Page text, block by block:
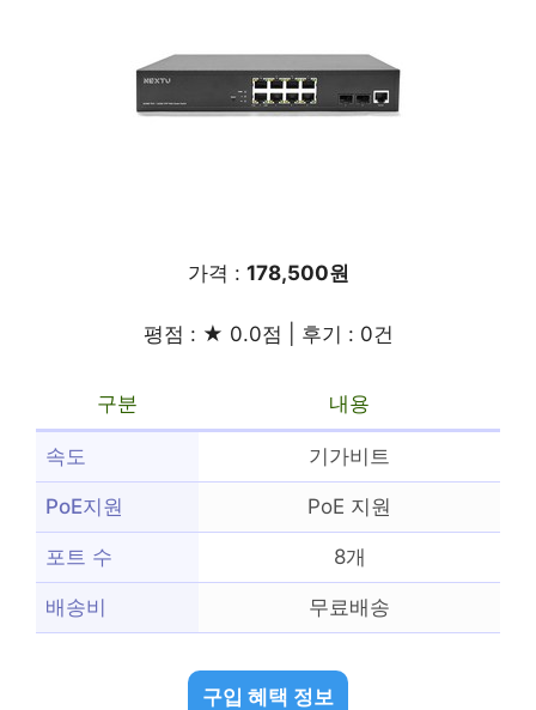
가격 : 178,500원
평점 : ★ 0.0점 | 후기 : 0건
구분 내용
속도 기가비트
PoE지원 PoE 지원
포트 수 8개
배송비 무료배송
구입 혜택 정보